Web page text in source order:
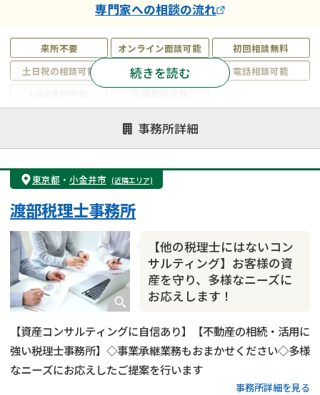
来所不要 オンライン面談可能
初回相談無料
土日祝の相談可能
19時以降電話可能
電話相談可能
遺言書作成・遺言執行
相続放棄
相続登記
遺産分割
遺留分侵害額請求
相続税申告
相続手続き
銀行手続き
成年後見・任意後見
相続人調査
相続トラブル
続きを読む
専門家への相談の流れ
事務所詳細
東京都 ・ 小金井市 (近隣エリア)
【他の税理士にはないコン
サルティング】お客様の資
産を守り、多様なニーズに
お応えします！
渡部税理士事務所
【資産コンサルティングに自信あり】【不動産の相続・活用に
強い税理士事務所】◇事業承継業務もおまかせください◇多様
なニーズにお応えしたご提案を行います
事務所詳細を見る